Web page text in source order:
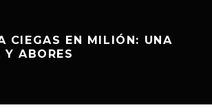
CIEGAS EN MILIÓN: UNA
ABORES